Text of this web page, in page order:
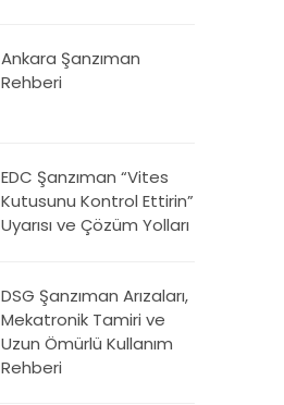
Ankara Şanzıman
Rehberi
EDC Şanzıman “Vites
Kutusunu Kontrol Ettirin”
Uyarısı ve Çözüm Yolları
DSG Şanzıman Arızaları,
Mekatronik Tamiri ve
Uzun Ömürlü Kullanım
Rehberi